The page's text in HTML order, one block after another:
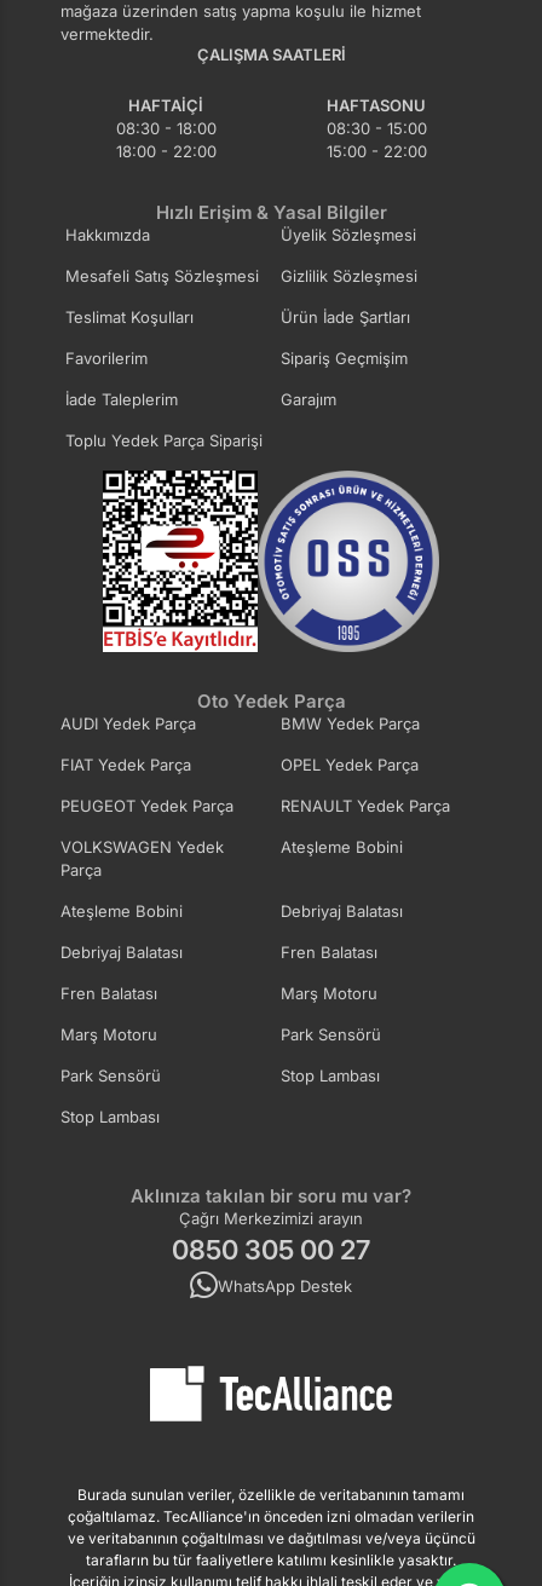
mağaza üzerinden satış yapma koşulu ile hizmet
vermektedir.
ÇALIŞMA SAATLERI
HAFTAIÇI
08:30 - 18:00
18:00 - 22:00
HAFTASONU
08:30 - 15:00
15:00 - 22:00
Hızlı Erişim & Yasal Bilgiler
Hakkımızda Üyelik Sözleşmesi
Mesafeli Satış Sözleşmesi Gizlilik Sözleşmesi
Teslimat Koşulları Ürün İade Şartları
Favorilerim Sipariş Geçmişim
İade Taleplerim Garajım
Toplu Yedek Parça Siparişi
Oto Yedek Parça
AUDI Yedek Parça BMW Yedek Parça
FIAT Yedek Parça OPEL Yedek Parça
PEUGEOT Yedek Parça RENAULT Yedek Parça
VOLKSWAGEN Yedek
Parça
Ateşleme Bobini
Ateşleme Bobini Debriyaj Balatası
Debriyaj Balatası Fren Balatası
Fren Balatası Marş Motoru
Marş Motoru Park Sensörü
Park Sensörü Stop Lambası
Stop Lambası
Aklınıza takılan bir soru mu var?
Çağrı Merkezimizi arayın
0850 305 00 27
WhatsApp Destek
Burada sunulan veriler, özellikle de veritabanının tamamı
çoğaltılamaz. TecAlliance'ın önceden izni olmadan verilerin
ve veritabanının çoğaltılması ve dağıtılması ve/veya üçüncü
tarafların bu tür faaliyetlere katılımı kesinlikle yasaktır.
İçeriğin izinsiz kullanımı telif hakkı ihlali teşkil eder ve yasal